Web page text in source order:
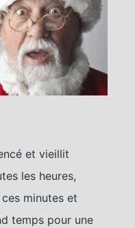
et vieillit
les heures,
minutes et
temps pour une